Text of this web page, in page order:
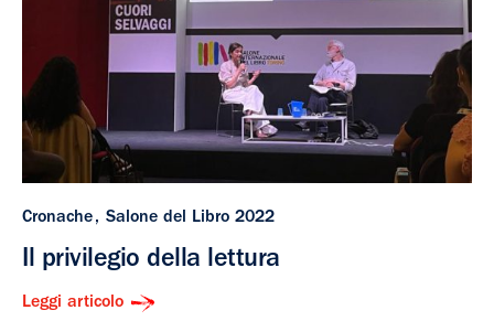
Cronache Salone del Libro 2022
Il privilegio della lettura
Leggi articolo